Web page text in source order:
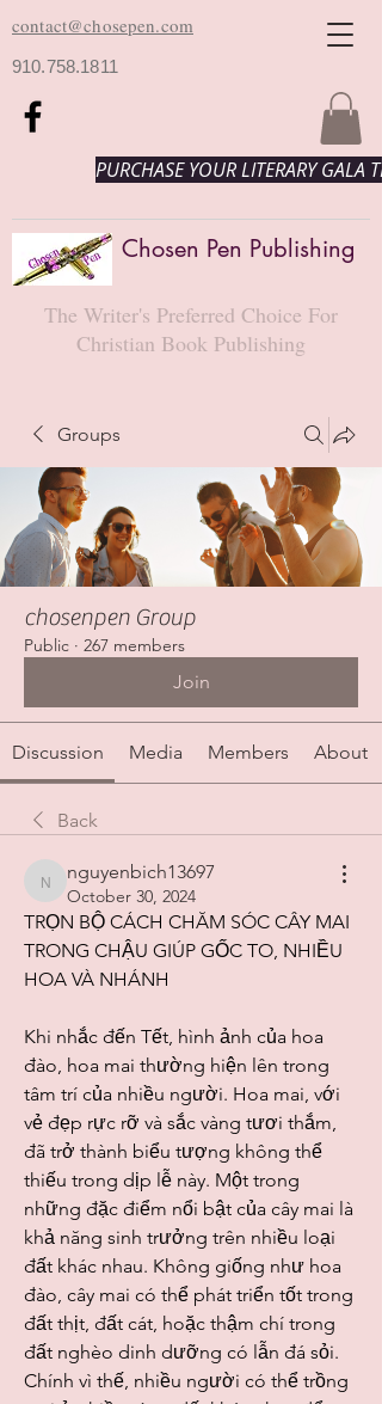
contact@chosepen.com
910.758.1811
PURCHASE YOUR LITERARY GALA
Chosen Pen Publishing
The Writer's Preferred Choice For
Christian Book Publishing
Groups
chosenpen Group
Public · 267 members
Join
Discussion Media Members About
Back
nguyenbich13697
nguyenbich13697
October 30, 2024
TRỌN BỘ CÁCH CHĂM SÓC CÂY MAI
TRONG CHẬU GIÚP GỐC TO, NHIỀU
HOA VÀ NHÁNH
Khi nhắc đến Tết, hình ảnh của hoa
đào, hoa mai thường hiện lên trong
tâm trí của nhiều người. Hoa mai, với
vẻ đẹp rực rỡ và sắc vàng tươi thắm,
đã trở thành biểu tượng không thể
thiếu trong dịp lễ này. Một trong
những đặc điểm nổi bật của cây mai là
khả năng sinh trưởng trên nhiều loại
đất khác nhau. Không giống như hoa
đào, cây mai có thể phát triển tốt trong
đất thịt, đất cát, hoặc thậm chí trong
đất nghèo dinh dưỡng có lẫn đá sỏi.
Chính vì thế, nhiều người có thể trồng